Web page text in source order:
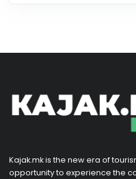
Kajak.mk is the new era of
opportunity to experience the